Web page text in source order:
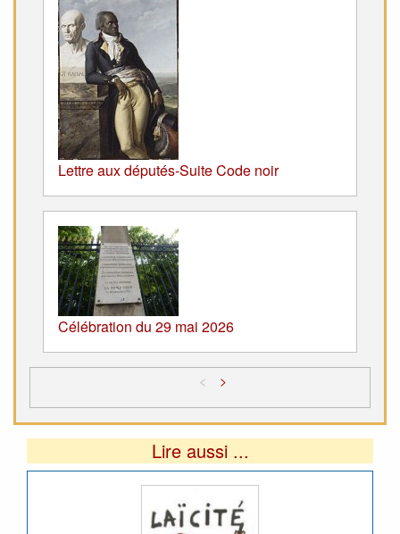
Lettre aux députés-Suite Code noir
Célébration du 29 mai 2026
< >
Lire aussi ...